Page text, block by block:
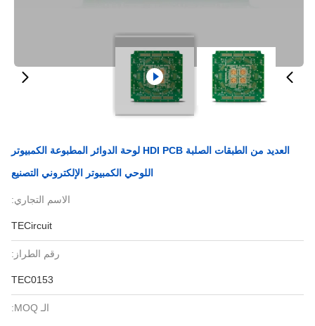
العديد من الطبقات الصلبة HDI PCB لوحة الدوائر المطبوعة الكمبيوتر
اللوحي الكمبيوتر الإلكتروني التصنيع
الاسم التجاري:
TECircuit
رقم الطراز:
TEC0153
الـ MOQ: